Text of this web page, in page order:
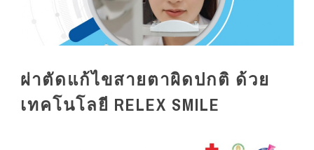
ผ่าตัดแก้ไขสายตาผิดปกติ ด้วย
เทคโนโลยี RELEX SMILE